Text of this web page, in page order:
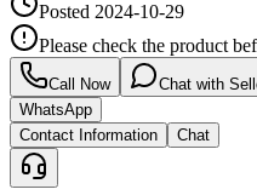
Posted 2024-10-29
Please check the product
Call Now Chat with
WhatsApp
Contact Information
Chat